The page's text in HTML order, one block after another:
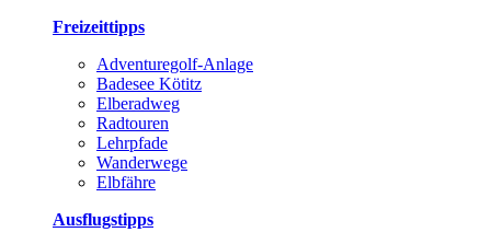
Freizeittipps
Adventuregolf-Anlage
Badesee Kötitz
Elberadweg
Radtouren
Lehrpfade
Wanderwege
Elbfähre
Ausflugstipps